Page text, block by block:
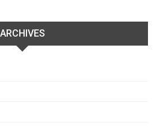
ARCHIVES